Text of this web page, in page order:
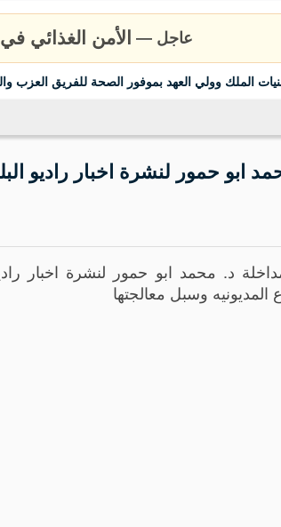
عاجل —عشائر اللد تتبرأ
الملك وولي العهد بموفور الصحة للفريق العزب
ابو حمور لنشرة اخبار راديو
د. محمد ابو حمور لنشرة اخبار
المديونيه وسبل معالجتها